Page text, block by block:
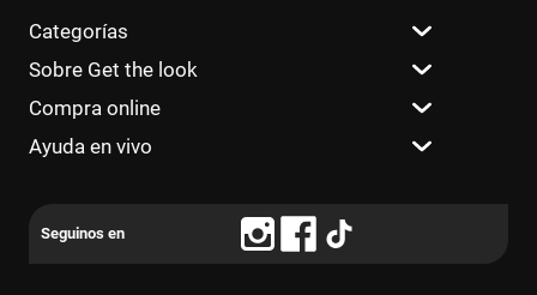
Categorías
Sobre Get the look
Compra online
Ayuda en vivo